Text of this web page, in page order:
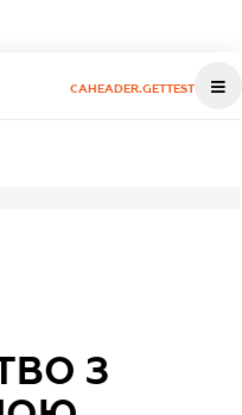
CAHEADER.GETTEST
З